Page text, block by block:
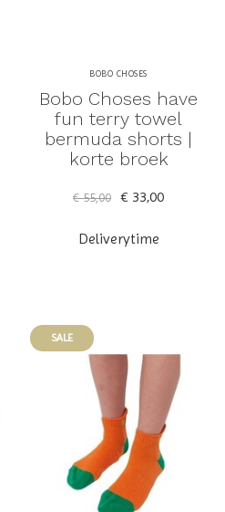
BOBO CHOSES
Bobo Choses have
fun terry towel
bermuda shorts |
korte broek
€ 55,00 € 33,00
Deliverytime
SALE